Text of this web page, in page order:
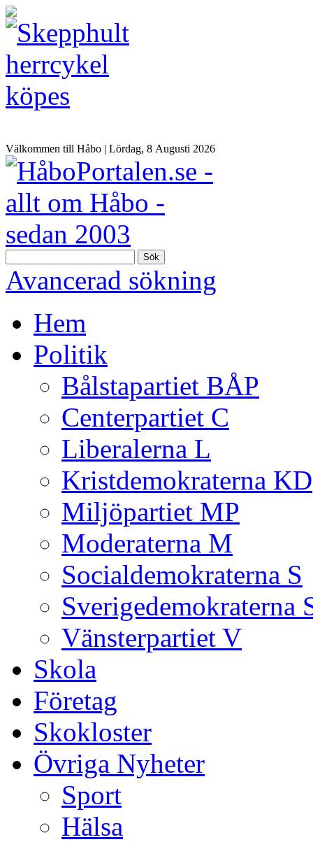
Välkommen till Håbo | Lördag, 8 Αugusti 2026
Sök
Avancerad sökning
Hem
Politik
Bålstapartiet BÅP
Centerpartiet C
Liberalerna L
Kristdemokraterna KD
Miljöpartiet MP
Moderaterna M
Socialdemokraterna S
Sverigedemokraterna
Vänsterpartiet V
Skola
Företag
Skokloster
Övriga Nyheter
Sport
Hälsa